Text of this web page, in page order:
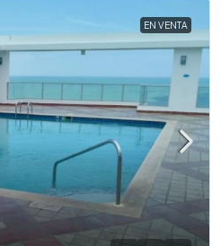
EN VENTA